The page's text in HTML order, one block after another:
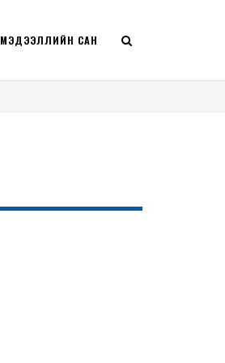
МЭДЭЭЛЛИЙН САН